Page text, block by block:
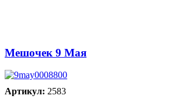
Мешочек 9 Мая
Артикул: 2583